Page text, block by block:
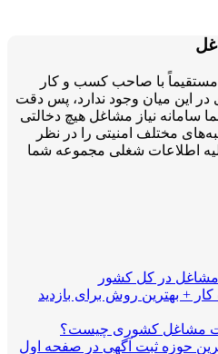
مستقیماً با صاحب کسب و کار
این میان وجود ندارد، پس دقت
سامانه نیاز مشاغل هیچ دخالتی
مختلف امنیتی را در نظر
اطلاعات شغلی مجموعه شما
مشاغل در کل کشور
+ بهترین روش برای بازدید
مشاغل کشوری چیست؟
حوزه ثبت آگهی در صفحه اول